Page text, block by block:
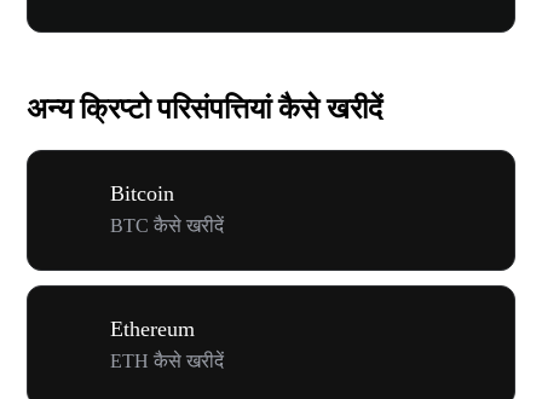
अन्य क्रिप्टो परिसंपत्तियां कैसे खरीदें
Bitcoin
BTC कैसे खरीदें
Ethereum
ETH कैसे खरीदें